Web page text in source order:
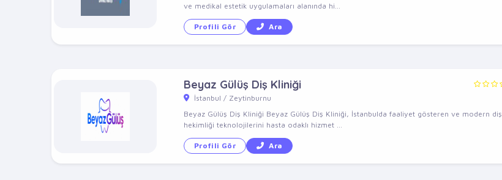
ve medikal estetik uygulamaları alanında hi...
Profili Gör Ara
Beyaz Gülüş Diş Kliniği
İstanbul / Zeytinburnu
Beyaz Gülüş Diş Kliniği Beyaz Gülüş Diş Kliniği, İstanbulda faaliyet gösteren ve modern diş
hekimliği teknolojilerini hasta odaklı hizmet ...
Profili Gör Ara